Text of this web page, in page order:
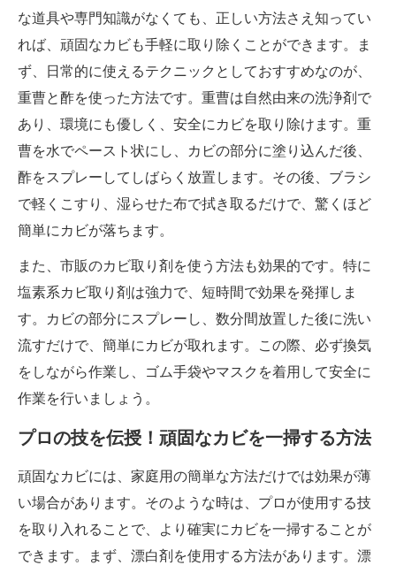
な道具や専門知識がなくても、正しい方法さえ知ってい
れば、頑固なカビも手軽に取り除くことができます。ま
ず、日常的に使えるテクニックとしておすすめなのが、
重曹と酢を使った方法です。重曹は自然由来の洗浄剤で
あり、環境にも優しく、安全にカビを取り除けます。重
曹を水でペースト状にし、カビの部分に塗り込んだ後、
酢をスプレーしてしばらく放置します。その後、ブラシ
で軽くこすり、湿らせた布で拭き取るだけで、驚くほど
簡単にカビが落ちます。
また、市販のカビ取り剤を使う方法も効果的です。特に
塩素系カビ取り剤は強力で、短時間で効果を発揮しま
す。カビの部分にスプレーし、数分間放置した後に洗い
流すだけで、簡単にカビが取れます。この際、必ず換気
をしながら作業し、ゴム手袋やマスクを着用して安全に
作業を行いましょう。
プロの技を伝授！頑固なカビを一掃する方法
頑固なカビには、家庭用の簡単な方法だけでは効果が薄
い場合があります。そのような時は、プロが使用する技
を取り入れることで、より確実にカビを一掃することが
できます。まず、漂白剤を使用する方法があります。漂